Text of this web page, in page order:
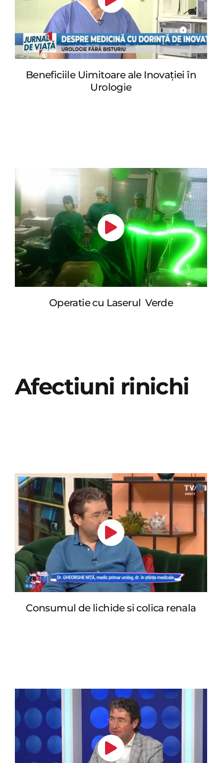
Beneficiile Uimitoare ale Inovației în
Urologie
Operatie cu Laserul Verde
Afectiuni rinichi
Consumul de lichide si colica renala